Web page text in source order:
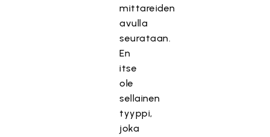
mittareiden
avulla
seurataan.
En
itse
ole
sellainen
tyyppi,
joka